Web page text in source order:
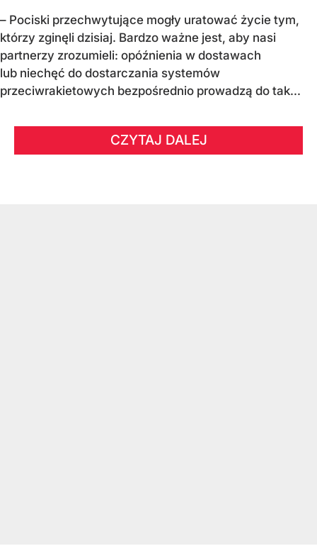
– Pociski przechwytujące mogły uratować życie tym,
którzy zginęli dzisiaj. Bardzo ważne jest, aby nasi
partnerzy zrozumieli: opóźnienia w dostawach
lub niechęć do dostarczania systemów
przeciwrakietowych bezpośrednio prowadzą do tak...
CZYTAJ DALEJ